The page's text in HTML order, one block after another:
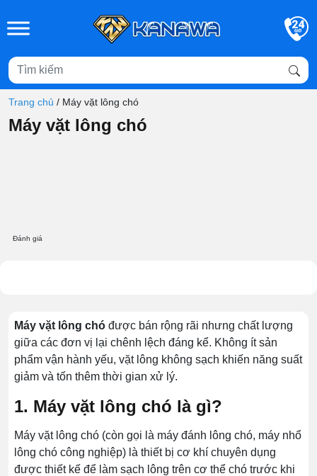
Trang chủ / Máy vặt lông chó
Máy vặt lông chó
Đánh giá
Máy vặt lông chó được bán rộng rãi nhưng chất lượng
giữa các đơn vị lại chênh lệch đáng kể. Không ít sản
phẩm vận hành yếu, vặt lông không sạch khiến năng suất
giảm và tốn thêm thời gian xử lý.
1. Máy vặt lông chó là gì?
Máy vặt lông chó (còn gọi là máy đánh lông chó, máy nhổ
lông chó công nghiệp) là thiết bị cơ khí chuyên dụng
được thiết kế để làm sạch lông trên cơ thể chó trước khi